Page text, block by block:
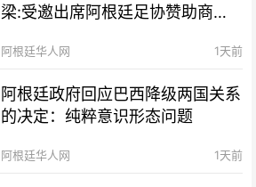
梁:受邀出席阿根廷足协赞助商招
阿根廷华人网 1天前
阿根廷政府回应巴西降级两国关系
的决定：纯粹意识形态问题
阿根廷华人网 1天前